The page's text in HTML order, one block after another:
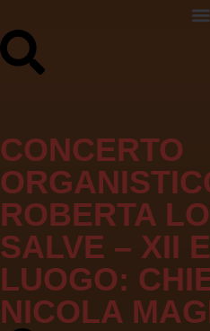
CONCERTO
ROBERTA
SALVE – XII
LUOGO:
NICOLA